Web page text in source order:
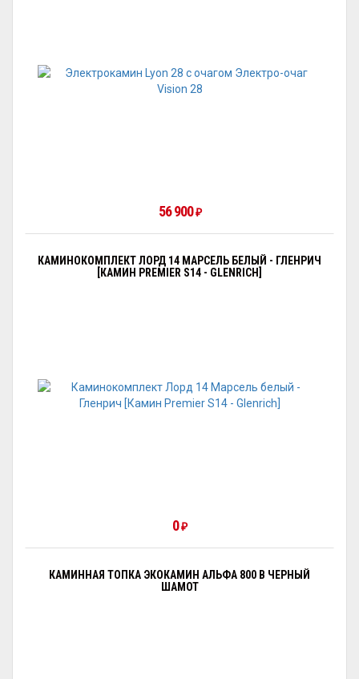
56 900₽
КАМИНОКОМПЛЕКТ ЛОРД 14 МАРСЕЛЬ БЕЛЫЙ - ГЛЕНРИЧ
[КАМИН PREMIER S14 - GLENRICH]
0₽
КАМИННАЯ ТОПКА ЭКОКАМИН АЛЬФА 800 B ЧЕРНЫЙ
ШАМОТ